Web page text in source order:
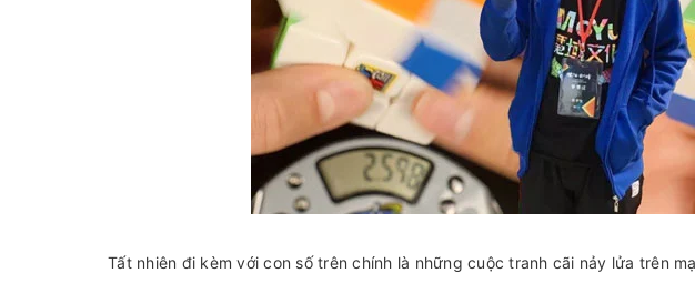
Tất nhiên đi kèm với con số trên chính là những cuộc tranh cãi nảy lửa trên